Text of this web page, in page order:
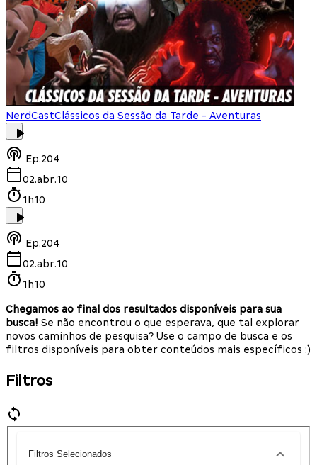
NerdCastClássicos da Sessão da Tarde - Aventuras
Ep.204
02.abr.10
1h10
Ep.204
02.abr.10
1h10
Chegamos ao final dos resultados disponíveis para sua
busca! Se não encontrou o que esperava, que tal explorar
novos caminhos de pesquisa? Use o campo de busca e os
filtros disponíveis para obter conteúdos mais específicos :)
Filtros
Filtros Selecionados